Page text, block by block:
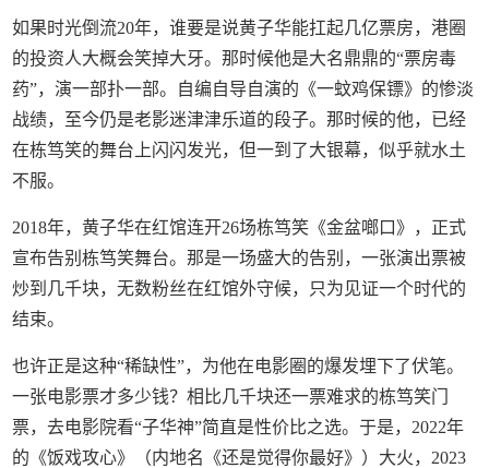
如果时光倒流20年，谁要是说黄子华能扛起几亿票房，港圈
的投资人大概会笑掉大牙。那时候他是大名鼎鼎的“票房毒
药”，演一部扑一部。自编自导自演的《一蚊鸡保镖》的惨淡
战绩，至今仍是老影迷津津乐道的段子。那时候的他，已经
在栋笃笑的舞台上闪闪发光，但一到了大银幕，似乎就水土
不服。
2018年，黄子华在红馆连开26场栋笃笑《金盆啷口》，正式
宣布告别栋笃笑舞台。那是一场盛大的告别，一张演出票被
炒到几千块，无数粉丝在红馆外守候，只为见证一个时代的
结束。
也许正是这种“稀缺性”，为他在电影圈的爆发埋下了伏笔。
一张电影票才多少钱？相比几千块还一票难求的栋笃笑门
票，去电影院看“子华神”简直是性价比之选。于是，2022年
的《饭戏攻心》（内地名《还是觉得你最好》）大火，2023